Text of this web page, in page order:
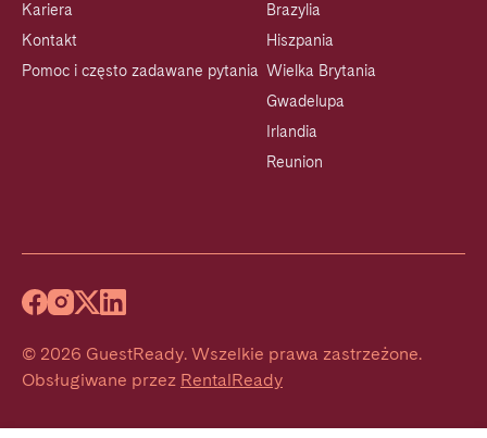
Kariera
Kontakt
Pomoc i często zadawane pytania
Brazylia
Hiszpania
Wielka Brytania
Gwadelupa
Irlandia
Reunion
© 2026 GuestReady. Wszelkie prawa zastrzeżone.
Obsługiwane przez RentalReady